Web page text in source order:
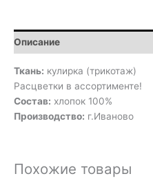
Описание
Ткань: кулирка (трикотаж)
Расцветки в ассортименте!
Состав: хлопок 100%
Производство: г.Иваново
Похожие товары